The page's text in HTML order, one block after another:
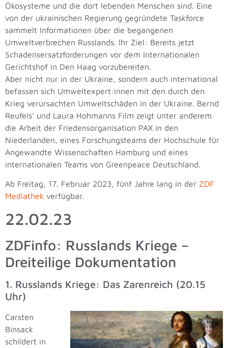
Ökosysteme und die dort lebenden Menschen sind. Eine
von der ukrainischen Regierung gegründete Taskforce
sammelt Informationen über die begangenen
Umweltverbrechen Russlands. Ihr Ziel: Bereits jetzt
Schadensersatzforderungen vor dem Internationalen
Gerichtshof in Den Haag vorzubereiten.
Aber nicht nur in der Ukraine, sondern auch international
befassen sich Umweltexpert:innen mit den durch den
Krieg verursachten Umweltschäden in der Ukraine. Bernd
Reufels’ und Laura Hohmanns Film zeigt unter anderem
die Arbeit der Friedensorganisation PAX in den
Niederlanden, eines Forschungsteams der Hochschule für
Angewandte Wissenschaften Hamburg und eines
internationalen Teams von Greenpeace Deutschland.
Ab Freitag, 17. Februar 2023, fünf Jahre lang in der ZDF
Mediathek verfügbar.
22.02.23
ZDFinfo: Russlands Kriege –
Dreiteilige Dokumentation
1. Russlands Kriege: Das Zarenreich (20.15
Uhr)
Carsten
Binsack
schildert in